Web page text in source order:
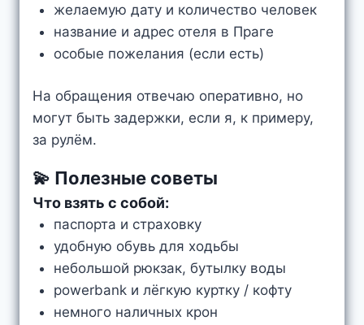
желаемую дату и количество человек
название и адрес отеля в Праге
особые пожелания (если есть)
На обращения отвечаю оперативно, но
могут быть задержки, если я, к примеру,
за рулём.
💫 Полезные советы
Что взять с собой:
паспорта и страховку
удобную обувь для ходьбы
небольшой рюкзак, бутылку воды
powerbank и лёгкую куртку / кофту
немного наличных крон